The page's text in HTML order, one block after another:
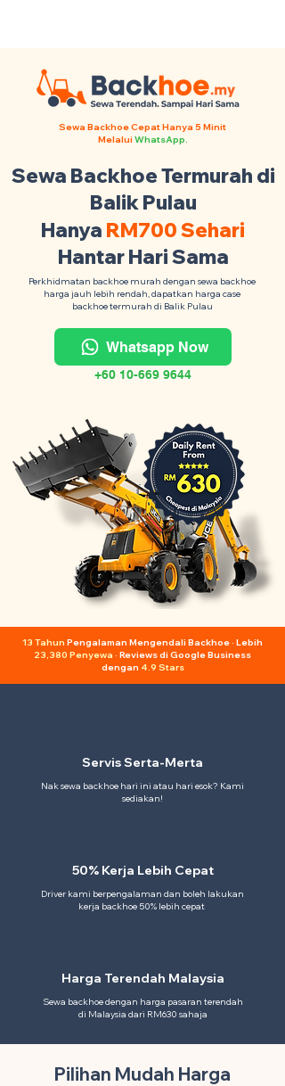
Sewa Backhoe Cepat Hanya 5 Minit
Melalui WhatsApp.
Sewa Backhoe Termurah di
Balik Pulau
Hanya RM700 Sehari
Hantar Hari Sama
Perkhidmatan backhoe murah dengan sewa backhoe
harga jauh lebih rendah, dapatkan harga case
backhoe termurah di Balik Pulau
Whatsapp Now
+60 10-669 9644
13 Tahun Pengalaman Mengendali Backhoe · Lebih
23,380 Penyewa · Reviews di Google Business
dengan 4.9 Stars
Servis Serta-Merta
Nak sewa backhoe hari ini atau hari esok? Kami
sediakan!
50% Kerja Lebih Cepat
Driver kami berpengalaman dan boleh lakukan
kerja backhoe 50% lebih cepat
Harga Terendah Malaysia
Sewa backhoe dengan harga pasaran terendah
di Malaysia dari RM630 sahaja
Pilihan Mudah Harga